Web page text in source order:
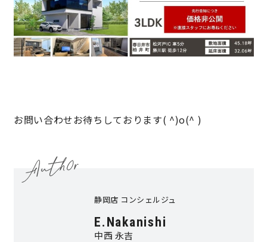
お問い合わせお待ちしております( ^)o(^ )
静岡店 コンシェルジュ
E.Nakanishi
中西 永吉